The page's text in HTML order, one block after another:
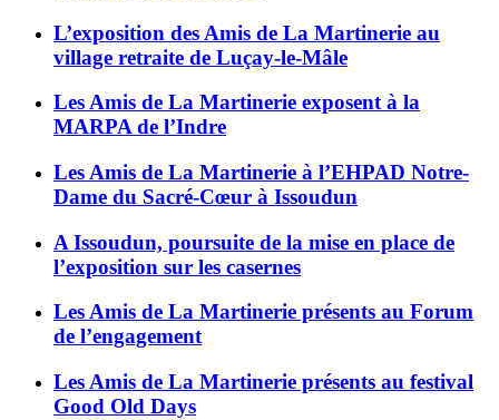
L’exposition des Amis de La Martinerie au
village retraite de Luçay-le-Mâle
Les Amis de La Martinerie exposent à la
MARPA de l’Indre
Les Amis de La Martinerie à l’EHPAD Notre-
Dame du Sacré-Cœur à Issoudun
A Issoudun, poursuite de la mise en place de
l’exposition sur les casernes
Les Amis de La Martinerie présents au Forum
de l’engagement
Les Amis de La Martinerie présents au festival
Good Old Days